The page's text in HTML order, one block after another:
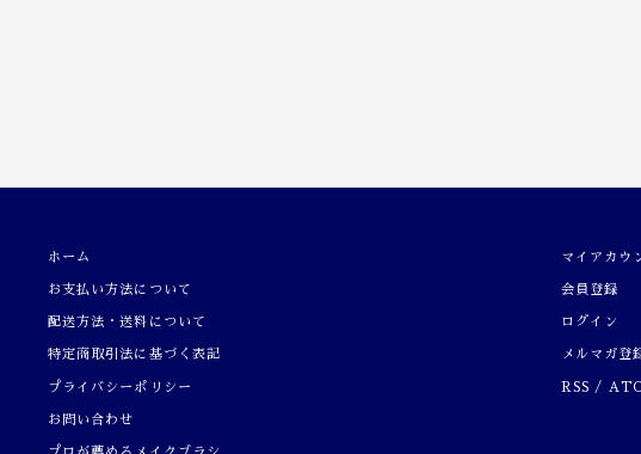
ホーム
お支払い方法について
配送方法・送料について
特定商取引法に基づく表記
プライバシーポリシー
お問い合わせ
マイアカウ
会員登録
ログイン
メルマガ登
RSS /